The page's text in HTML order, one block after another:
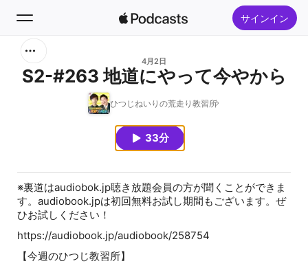
サインイン
4月2日
S2-#263 地道にやって今やから
ひつじねいりの荒走り教習所
33分
※裏道はaudiobok.jp聴き放題会員の方が聞くことができま
す。audiobook.jpは初回無料お試し期間もございます。ぜ
ひお試しください！
⁠⁠⁠⁠⁠⁠⁠⁠⁠⁠⁠⁠⁠⁠⁠⁠⁠⁠⁠⁠⁠⁠⁠⁠⁠⁠⁠⁠⁠⁠⁠⁠⁠⁠⁠⁠⁠⁠⁠⁠⁠⁠⁠⁠⁠⁠⁠⁠⁠⁠⁠⁠⁠⁠⁠⁠⁠⁠⁠⁠⁠⁠⁠⁠⁠⁠⁠⁠⁠⁠⁠⁠⁠⁠⁠⁠⁠⁠⁠⁠⁠⁠⁠⁠⁠⁠⁠⁠⁠⁠⁠⁠⁠⁠⁠⁠⁠⁠⁠⁠⁠⁠⁠⁠⁠⁠⁠⁠⁠⁠⁠⁠⁠⁠⁠⁠⁠⁠⁠⁠⁠⁠⁠⁠⁠⁠⁠⁠⁠⁠⁠⁠⁠⁠⁠https://audiobook.jp/audiobook/258754⁠⁠⁠⁠⁠⁠⁠⁠⁠⁠⁠⁠⁠⁠⁠⁠⁠⁠⁠⁠⁠⁠⁠⁠⁠⁠⁠⁠⁠⁠⁠⁠⁠⁠⁠⁠⁠⁠⁠⁠⁠⁠⁠⁠⁠⁠⁠⁠⁠⁠⁠⁠⁠⁠⁠⁠⁠⁠⁠⁠⁠⁠⁠⁠⁠⁠⁠⁠⁠⁠⁠⁠⁠⁠⁠⁠⁠⁠⁠⁠⁠
【今週のひつじ教習所】